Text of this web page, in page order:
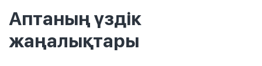
Аптаның үздік
жаңалықтары